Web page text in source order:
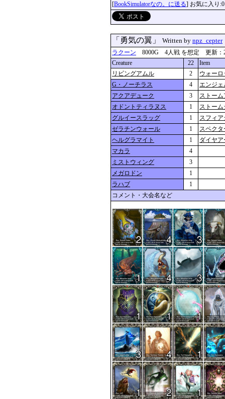
[BookSimulatorなの。に送る] お気に入り:0
「勇気の翼」 Written by npz_cepter
ラクーン 8000G 4人戦 を想定 更新：
Creature
22
Item
リビングアムル
2
ウォー
G・ノーチラス
4
エンジェ
アクアデューク
3
ストー
オドントティラヌス
1
ストー
グルイースラッグ
1
スフィ
ゼラチンウォール
1
スペク
ヘルグラマイト
1
ダイヤ
マカラ
4
ミストウィング
3
メガロドン
1
ラハブ
1
コメント・大会名など